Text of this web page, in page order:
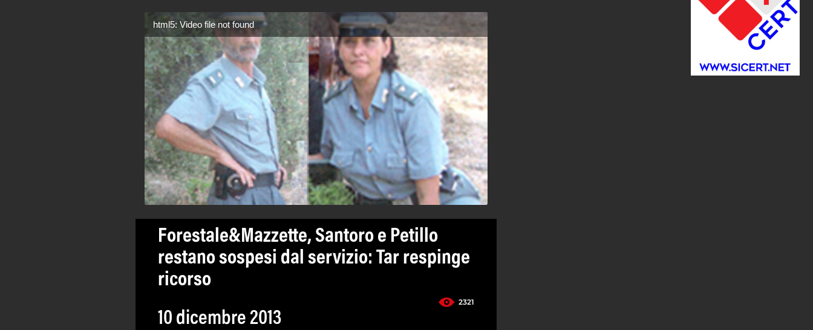
html5: Video file not found
Forestale&Mazzette, Santoro e Petillo
restano sospesi dal servizio: Tar respinge
ricorso
2321
10 dicembre 2013